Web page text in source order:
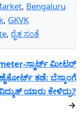
, Bengaluru
, GKVK
, ರೈತ ಸಂತೆ
ಸ್ಮಾರ್ಟ್ ಮೀಟರ್
ತಡೆ: ಬೆಸ್ಕಾಂಗೆ
ಯಾರು ಕೇಳಿದ್ರು?
→